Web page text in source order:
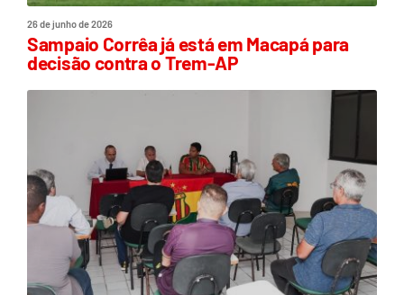
26 de junho de 2026
Sampaio Corrêa já está em Macapá para
decisão contra o Trem-AP